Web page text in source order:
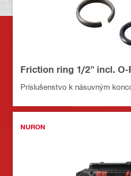
Friction ring 1/2" incl. O-
Príslušenstvo k násuvným
NURON